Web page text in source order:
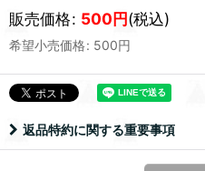
販売価格: 500円(税込)
希望小売価格: 500円
返品特約に関する重要事項